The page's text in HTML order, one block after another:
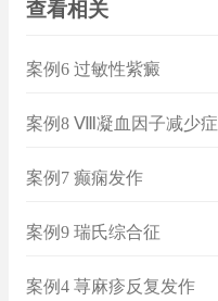
查看相关
案例6 过敏性紫癜
案例8 Ⅷ凝血因子减少症
案例7 癫痫发作
案例9 瑞氏综合征
案例4 荨麻疹反复发作